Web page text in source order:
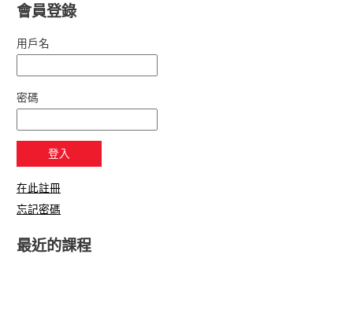
會員登錄
用戶名
密碼
在此註冊
忘記密碼
最近的課程